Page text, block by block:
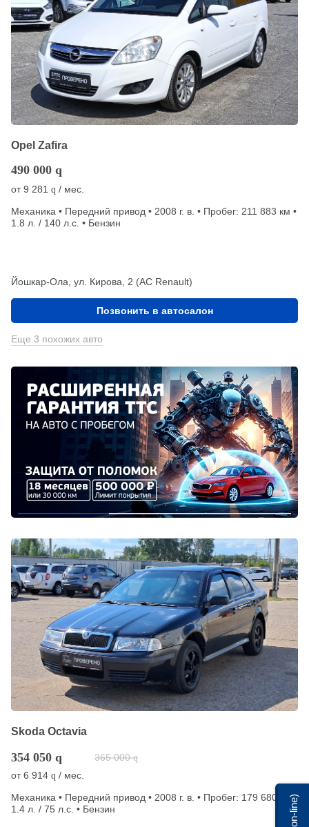
Opel Zafira
490 000 q
от9 281 q / мес.
Механика • Передний привод • 2008 г. в. • Пробег: 211 883 км •
1.8 л. / 140 л.с. • Бензин
Йошкар-Ола, ул. Кирова, 2 (АС Renault)
Позвонить в автосалон
Еще 3 похожих авто
Skoda Octavia
354 050 q 365 000 q
от6 914 q / мес.
Механика • Передний привод • 2008 г. в. • Пробег: 179 680 км •
1.4 л. / 75 л.с. • Бензин